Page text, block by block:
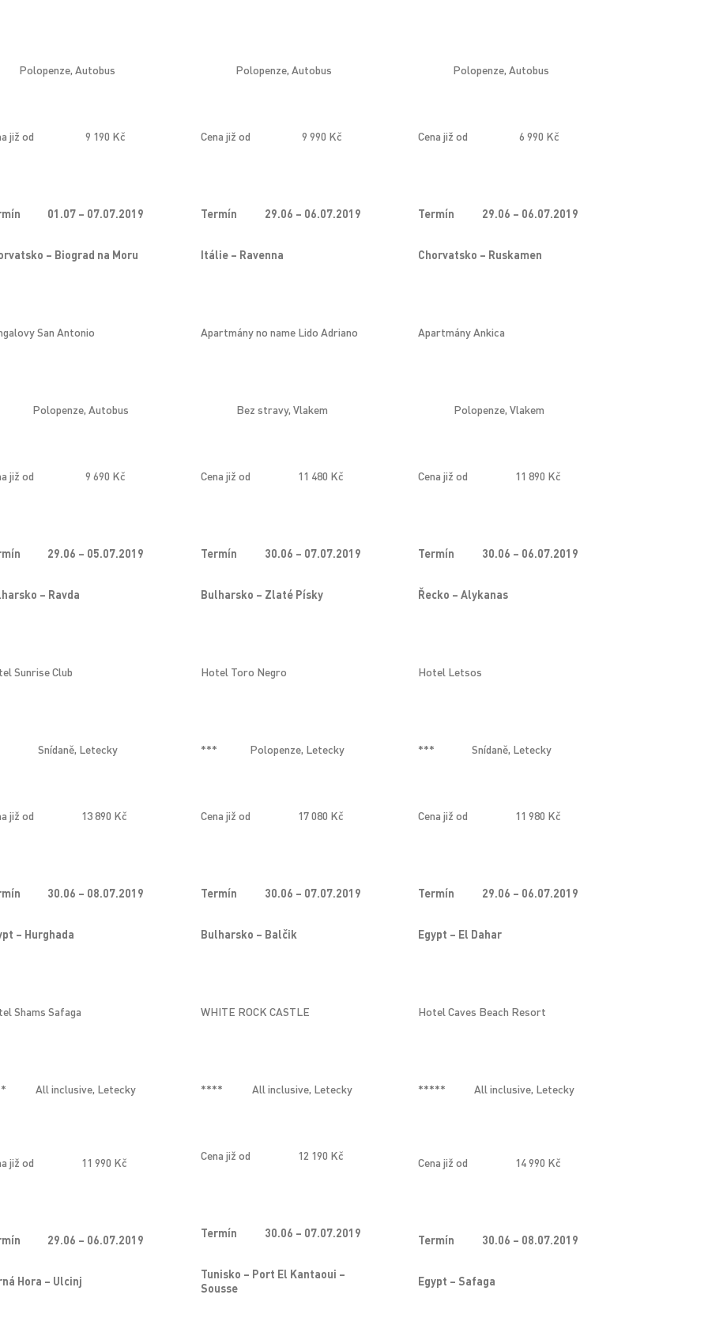
Polopenze, Autobus Polopenze, Autobus Polopenze, Autobus
již od 9 190 Kč
01.07 – 07.07.2019
– Biograd na Moru
San Antonio
Polopenze, Autobus
Cena již od 9 990 Kč
Termín 29.06 – 06.07.2019
Itálie – Ravenna
Apartmány no name Lido Adriano
Bez stravy, Vlakem
Cena již od 6 990 Kč
Termín 29.06 – 06.07.2019
Chorvatsko – Ruskamen
Apartmány Ankica
Polopenze, Vlakem
již od 9 690 Kč
29.06 – 05.07.2019
– Ravda
Sunrise Club
Snídaně, Letecky
Cena již od 11 480 Kč
Termín 30.06 – 07.07.2019
Bulharsko – Zlaté Písky
Hotel Toro Negro
*** Polopenze, Letecky
Cena již od 11 890 Kč
Termín 30.06 – 06.07.2019
Řecko – Alykanas
Hotel Letsos
*** Snídaně, Letecky
již od 13 890 Kč
30.06 – 08.07.2019
– Hurghada
Shams Safaga
All inclusive, Letecky
Cena již od 17 080 Kč
Termín 30.06 – 07.07.2019
Bulharsko – Balčik
WHITE ROCK CASTLE
**** All inclusive, Letecky
Cena již od 11 980 Kč
Termín 29.06 – 06.07.2019
Egypt – El Dahar
Hotel Caves Beach Resort
***** All inclusive, Letecky
již od 11 990 Kč
29.06 – 06.07.2019
Hora – Ulcinj
Cena již od 12 190 Kč
Termín 30.06 – 07.07.2019
Tunisko – Port El Kantaoui –
Sousse
Cena již od 14 990 Kč
Termín 30.06 – 08.07.2019
Egypt – Safaga